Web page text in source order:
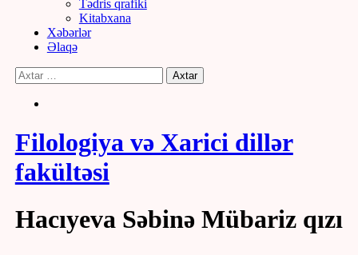
Tədris qrafiki
Kitabxana
Xəbərlər
Əlaqə
Filologiya və Xarici dillər
fakültəsi
Hacıyeva Səbinə Mübariz qızı